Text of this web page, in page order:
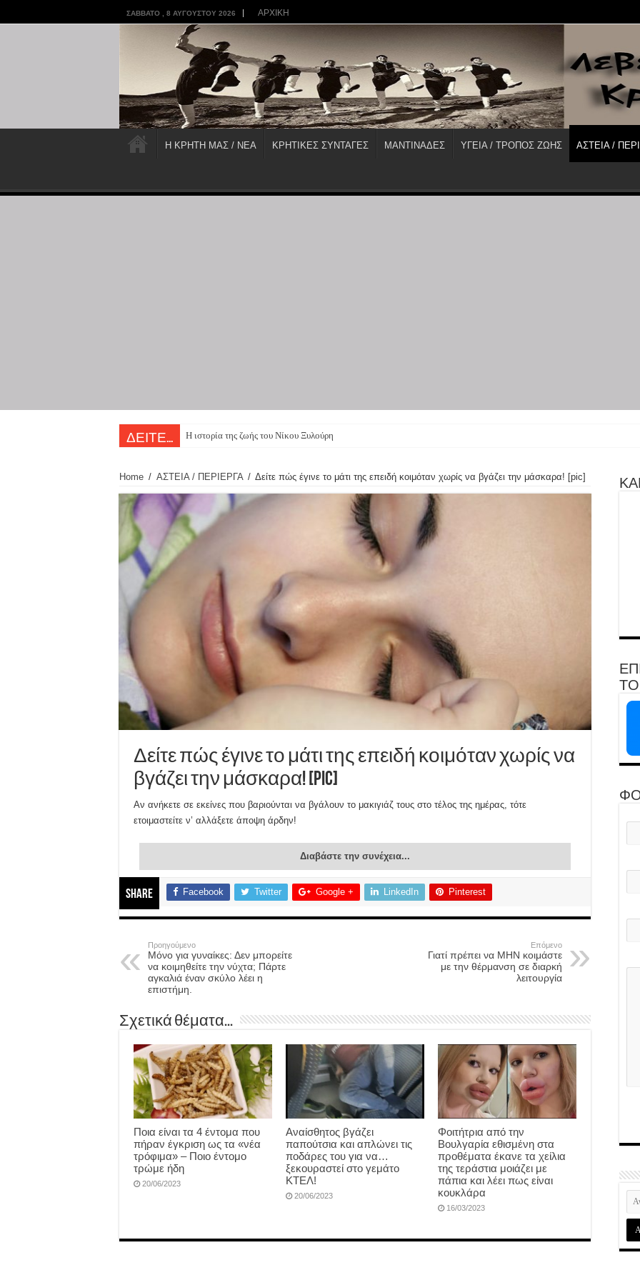
ΣΆΒΒΑΤΟ , 8 ΑΥΓΟΎΣΤΟΥ 2026 ΑΡΧΙΚΗ
Η ΚΡΗΤΗ ΜΑΣ / ΝΕΑ ΚΡΗΤΙΚΕΣ ΣΥΝΤΑΓΕΣ ΜΑΝΤΙΝΑΔΕΣ ΥΓΕΙΑ / ΤΡΟΠΟΣ ΖΩΗΣ ΑΣΤΕΙΑ /
ΔΕΙΤΕ... Η ιστορία της ζωής του Νίκου Ξυλούρη γίνεται θεατρική
Home / ΑΣΤΕΙΑ / ΠΕΡΙΕΡΓΑ / Δείτε πώς έγινε το μάτι της επειδή κοιμόταν χωρίς να βγάζει την μάσκαρα! [pic]
Δείτε πώς έγινε το μάτι της επειδή κοιμόταν χωρίς να
βγάζει την μάσκαρα! [pic]
Αν ανήκετε σε εκείνες που βαριούνται να βγάλουν το μακιγιάζ τους στο τέλος της ημέρας, τότε
ετοιμαστείτε ν’ αλλάξετε άποψη άρδην!
Διαβάστε την συνέχεια...
Share Facebook Twitter Google + LinkedIn Pinterest
Προηγούμενο
Μόνο για γυναίκες: Δεν μπορείτε
να κοιμηθείτε την νύχτα; Πάρτε
αγκαλιά έναν σκύλο λέει η
επιστήμη.
Επόμενο
Γιατί πρέπει να ΜΗΝ κοιμάστε
με την θέρμανση σε διαρκή
λειτουργία
Σχετικά θέματα...
Ποια είναι τα 4 έντομα που
πήραν έγκριση ως τα «νέα
τρόφιμα» – Ποιο έντομο
τρώμε ήδη
20/06/2023
Αναίσθητος βγάζει
παπούτσια και απλώνει τις
ποδάρες του για να…
ξεκουραστεί στο γεμάτο
ΚΤΕΛ!
20/06/2023
Φοιτήτρια από την
Βουλγαρία εθισμένη στα
προθέματα έκανε τα χείλια
της τεράστια μοιάζει με
πάπια και λέει πως είναι
κουκλάρα
16/03/2023
ΤΟ